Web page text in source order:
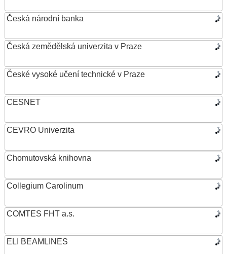
Česká národní banka
Česká zemědělská univerzita v Praze
České vysoké učení technické v Praze
CESNET
CEVRO Univerzita
Chomutovská knihovna
Collegium Carolinum
COMTES FHT a.s.
ELI BEAMLINES